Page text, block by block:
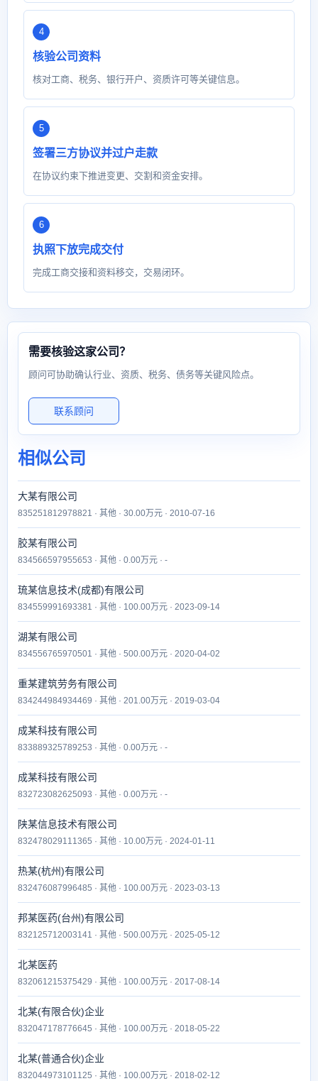
核验公司资料
核对工商、税务、银行开户、资质许可等关键信息。
签署三方协议并过户走款
在协议约束下推进变更、交割和资金安排。
执照下放完成交付
完成工商交接和资料移交，交易闭环。
需要核验这家公司？
顾问可协助确认行业、资质、税务、债务等关键风险点。
联系顾问
相似公司
大某有限公司
835251812978821 · 其他 · 30.00万元 · 2010-07-16
胶某有限公司
834566597955653 · 其他 · 0.00万元 · -
琉某信息技术(成都)有限公司
834559991693381 · 其他 · 100.00万元 · 2023-09-14
湖某有限公司
834556765970501 · 其他 · 500.00万元 · 2020-04-02
重某建筑劳务有限公司
834244984934469 · 其他 · 201.00万元 · 2019-03-04
成某科技有限公司
833889325789253 · 其他 · 0.00万元 · -
成某科技有限公司
832723082625093 · 其他 · 0.00万元 · -
陕某信息技术有限公司
832478029111365 · 其他 · 10.00万元 · 2024-01-11
热某(杭州)有限公司
832476087996485 · 其他 · 100.00万元 · 2023-03-13
邦某医药(台州)有限公司
832125712003141 · 其他 · 500.00万元 · 2025-05-12
北某医药
832061215375429 · 其他 · 100.00万元 · 2017-08-14
北某(有限合伙)企业
832047178776645 · 其他 · 100.00万元 · 2018-05-22
北某(普通合伙)企业
832044973101125 · 其他 · 100.00万元 · 2018-02-12